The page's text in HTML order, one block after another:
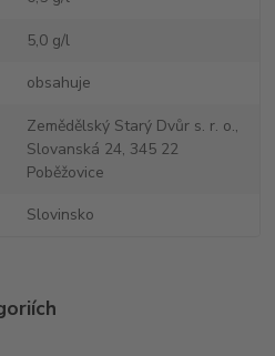
5,0 g/l
obsahuje
Zemědělský Starý Dvůr s. r. o.,
Slovanská 24, 345 22
Poběžovice
Slovinsko